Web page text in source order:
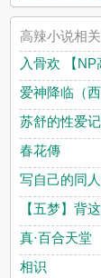
高辣小说相关
入骨欢 【NP
爱神降临（西
苏舒的性爱记
春花傳
写自己的同
【五梦】背
真·百合天堂
相识